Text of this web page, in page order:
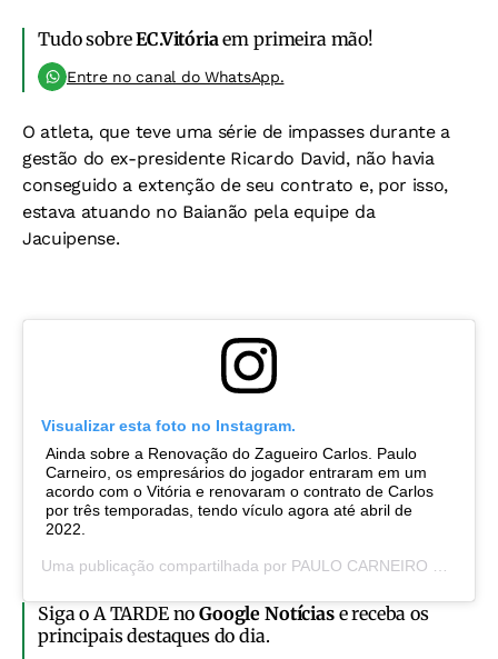
Tudo sobreEC.Vitória em primeira mão!
Entre no canal do WhatsApp.
O atleta, que teve uma série de impasses durante a
gestão do ex-presidente Ricardo David, não havia
conseguido a extenção de seu contrato e, por isso,
estava atuando no Baianão pela equipe da
Jacuipense.
Visualizar esta foto no Instagram.
Ainda sobre a Renovação do Zagueiro Carlos. Paulo
Carneiro, os empresários do jogador entraram em um
acordo com o Vitória e renovaram o contrato de Carlos
por três temporadas, tendo vículo agora até abril de
2022.
Uma publicação compartilhada por PAULO CARNEIRO PRESIDENTE
Siga o A TARDE noGoogle Notíciase receba os
principais destaques do dia.